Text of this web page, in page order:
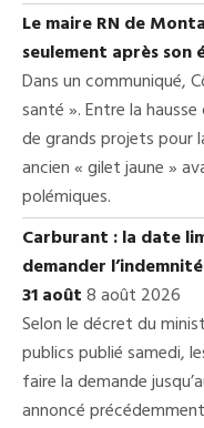
Le maire RN de
seulement après son
Dans un communiqué,
santé ». Entre la
de grands projets pour
ancien « gilet jaune »
polémiques.
Carburant : la date
demander
31 août8 août 2026
Selon le décret du
publics publié samedi,
faire la demande
annoncé